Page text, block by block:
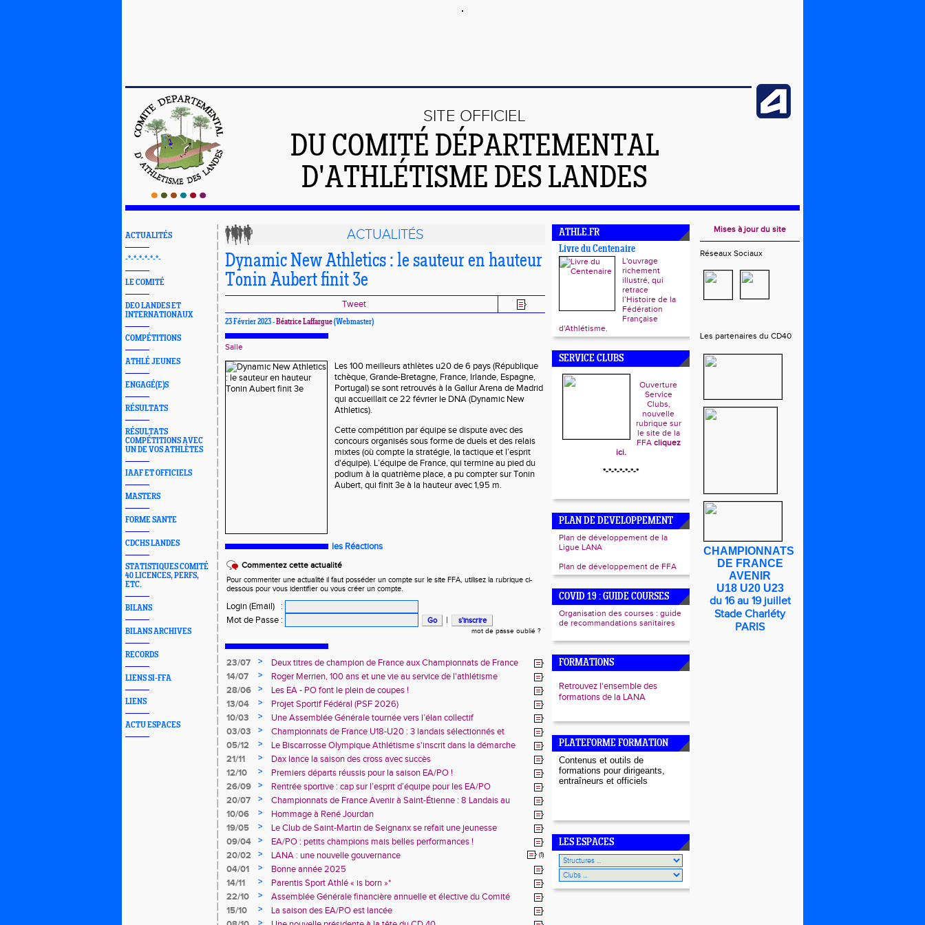
SITE OFFICIEL
DU COMITÉ DÉPARTEMENTAL
D'ATHLÉTISME DES LANDES
ACTUALITÉS
-*-*-*-*-*-*-
LE COMITÉ
DEO LANDES ET
INTERNATIONAUX
COMPÉTITIONS
ATHLÉ JEUNES
ENGAGÉ(E)S
RÉSULTATS
RÉSULTATS
COMPÉTITIONS AVEC
UN DE VOS ATHLÈTES
IAAF ET OFFICIELS
MASTERS
FORME SANTE
CDCHS LANDES
STATISTIQUES COMITÉ
40 LICENCES, PERFS,
ETC.
BILANS
BILANS ARCHIVES
RECORDS
LIENS SI-FFA
LIENS
ACTU ESPACES
ACTUALITÉS
Dynamic New Athletics : le sauteur en hauteur
Tonin Aubert finit 3e
Tweet
23 Février 2023 -Béatrice Laffargue(Webmaster)
Salle
Les 100 meilleurs athlètes u20 de 6 pays (République
tchèque, Grande-Bretagne, France, Irlande, Espagne,
Portugal) se sont retrouvés à la Gallur Arena de Madrid
qui accueillait ce 22 février le DNA (Dynamic New
Athletics).
Cette compétition par équipe se dispute avec des
concours organisés sous forme de duels et des relais
mixtes (où compte la stratégie, la tactique et l’esprit
d'équipe). L’équipe de France, qui termine au pied du
podium à la quatrième place, a pu compter sur Tonin
Aubert, qui finit 3e à la hauteur avec 1,95 m.
les Réactions
Commentez cette actualité
Pour commenter une actualité il faut posséder un compte sur le site FFA, utilisez la rubrique ci-
dessous pour vous identifier ou vous créer un compte.
Login (Email)
:
Mot de Passe : |
mot de passe oublié ?
23/07 >
Deux titres de champion de France aux Championnats de France
Avenir !
14/07 >
Roger Merrien, 100 ans et une vie au service de l'athlétisme
28/06
>
Les EA - PO font le plein de coupes !
13/04
>
Projet Sportif Fédéral (PSF 2026)
10/03
>
Une Assemblée Générale tournée vers l’élan collectif
03/03
>
Championnats de France U18-U20 : 3 landais sélectionnés et
deux champions de France
05/12 >
Le Biscarrosse Olympique Athlétisme s'inscrit dans la démarche
"Du Stade vers l'Emploi"
21/11 >
Dax lance la saison des cross avec succès
12/10
>
Premiers départs réussis pour la saison EA/PO !
26/09
>
Rentrée sportive : cap sur l’esprit d’équipe pour les EA/PO
20/07
>
Championnats de France Avenir à Saint-Étienne : 8 Landais au
rendez-vous
10/06 >
Hommage à René Jourdan
19/05
>
Le Club de Saint-Martin de Seignanx se refait une jeunesse
09/04
>
EA/PO : petits champions mais belles performances !
20/02
> LANA : une nouvelle gouvernance (1)
04/01 >
Bonne année 2025
14/11
>
Parentis Sport Athlé « is born »*
22/10
>
Assemblée Générale financière annuelle et élective du Comité
des Landes d’Athlétisme
15/10 >
La saison des EA/PO est lancée
ATHLE.FR
Livre du Centenaire
L'ouvrage
richement
illustré, qui
retrace
l’Histoire de la
Fédération
Française
d'Athlétisme.
SERVICE CLUBS
Ouverture
Service
Clubs,
nouvelle
rubrique sur
le site de la
FFA cliquez
ici.
*-*-*-*-*-*-*
PLAN DE DEVELOPPEMENT
Plan de développement de la
Ligue LANA
Plan de développement de FFA
COVID 19 : GUIDE COURSES
Organisation des courses : guide
de recommandations sanitaires
FORMATIONS
Retrouvez l'ensemble des
formations de la LANA
PLATEFORME FORMATION
Contenus et outils de
formations pour dirigeants,
entraîneurs et officiels
LES ESPACES
Mises à jour du site
Réseaux Sociaux
Les partenaires du CD40
CHAMPIONNATS
DE FRANCE
AVENIR
U18 U20 U23
du 16 au 19 juillet
Stade Charléty
PARIS